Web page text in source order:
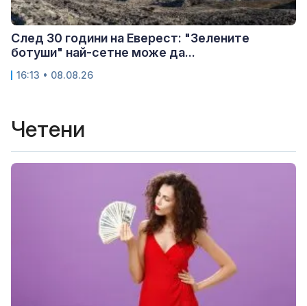
След 30 години на Еверест: "Зелените
ботуши" най-сетне може да...
16:13 • 08.08.26
Четени